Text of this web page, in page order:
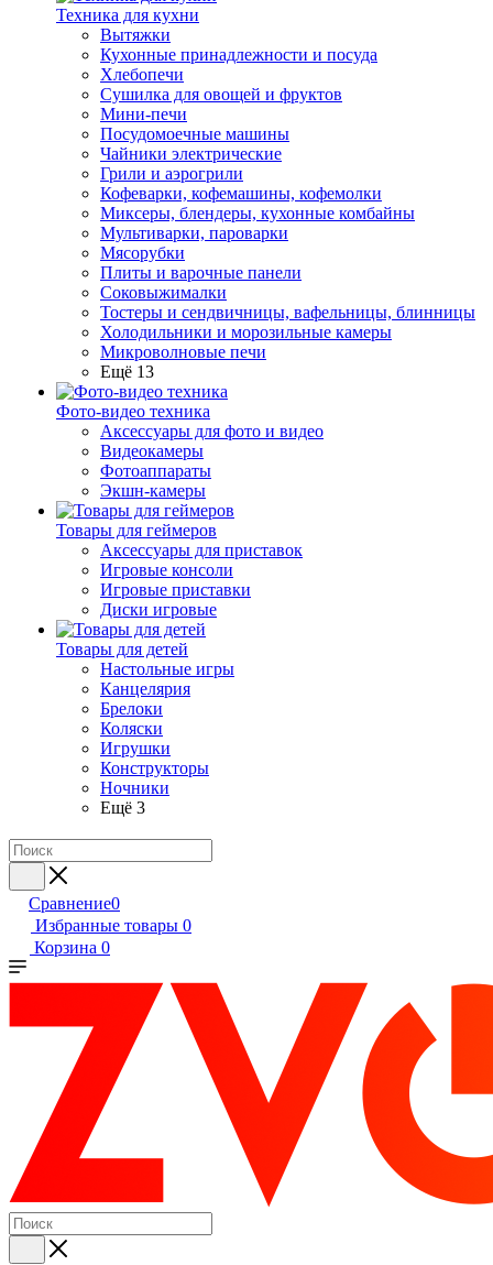
Техника для кухни
Вытяжки
Кухонные принадлежности и посуда
Хлебопечи
Сушилка для овощей и фруктов
Мини-печи
Посудомоечные машины
Чайники электрические
Грили и аэрогрили
Кофеварки, кофемашины, кофемолки
Миксеры, блендеры, кухонные комбайны
Мультиварки, пароварки
Мясорубки
Плиты и варочные панели
Соковыжималки
Тостеры и сендвичницы, вафельницы, блинницы
Холодильники и морозильные камеры
Микроволновые печи
Ещё 13
Фото-видео техника
Аксессуары для фото и видео
Видеокамеры
Фотоаппараты
Экшн-камеры
Товары для геймеров
Аксессуары для приставок
Игровые консоли
Игровые приставки
Диски игровые
Товары для детей
Настольные игры
Канцелярия
Брелоки
Коляски
Игрушки
Конструкторы
Ночники
Ещё 3
Сравнение0
Избранные товары 0
Корзина 0